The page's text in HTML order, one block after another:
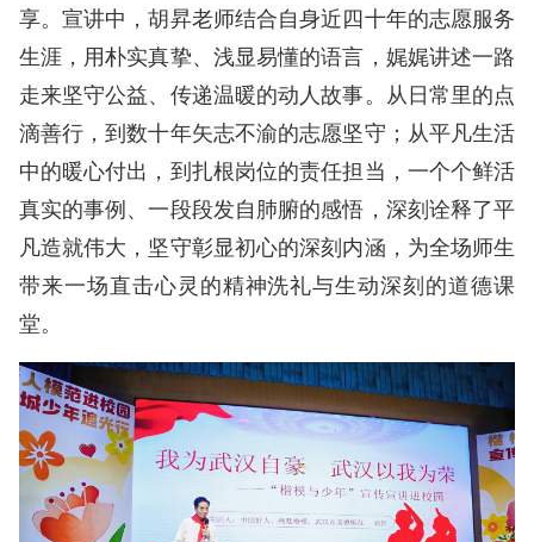
享。宣讲中，胡昇老师结合自身近四十年的志愿服务
生涯，用朴实真挚、浅显易懂的语言，娓娓讲述一路
走来坚守公益、传递温暖的动人故事。从日常里的点
滴善行，到数十年矢志不渝的志愿坚守；从平凡生活
中的暖心付出，到扎根岗位的责任担当，一个个鲜活
真实的事例、一段段发自肺腑的感悟，深刻诠释了平
凡造就伟大，坚守彰显初心的深刻内涵，为全场师生
带来一场直击心灵的精神洗礼与生动深刻的道德课
堂。